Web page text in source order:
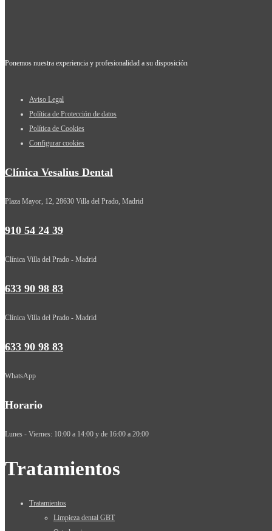
Ponemos nuestra experiencia y profesionalidad a su disposición
Aviso Legal
Política de Protección de datos
Política de Cookies
Configurar cookies
Clínica Vesalius Dental
Plaza Mayor, 12, 28630 Villa del Prado, Madrid
910 54 24 39
Clínica Villa del Prado - Madrid
633 90 98 83
Clínica Villa del Prado - Madrid
633 90 98 83
WhatsApp
Horario
Lunes - Viernes: 10:00 a 14:00 y de 16:00 a 20:00
Tratamientos
Tratamientos
Limpieza dental GBT